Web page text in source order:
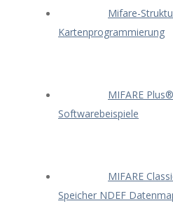
Mifare-
Kartenprogrammierung
MIFARE
Softwarebeispiele
MIFARE
Speicher NDEF